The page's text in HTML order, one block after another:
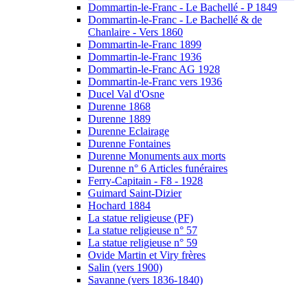
Dommartin-le-Franc - Le Bachellé - P 1849
Dommartin-le-Franc - Le Bachellé & de
Chanlaire - Vers 1860
Dommartin-le-Franc 1899
Dommartin-le-Franc 1936
Dommartin-le-Franc AG 1928
Dommartin-le-Franc vers 1936
Ducel Val d'Osne
Durenne 1868
Durenne 1889
Durenne Eclairage
Durenne Fontaines
Durenne Monuments aux morts
Durenne n° 6 Articles funéraires
Ferry-Capitain - F8 - 1928
Guimard Saint-Dizier
Hochard 1884
La statue religieuse (PF)
La statue religieuse n° 57
La statue religieuse n° 59
Ovide Martin et Viry frères
Salin (vers 1900)
Savanne (vers 1836-1840)